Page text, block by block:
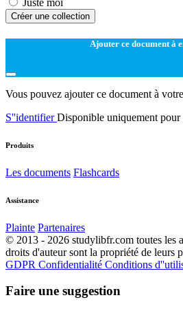
Créer une collection
Ajouter ce document à
Vous pouvez ajouter ce document à
S''identifierDisponible uniquement pour
Produits
Les documents Flashcards
Assistance
Plainte Partenaires
© 2013 - 2026 studylibfr.com toutes les
droits d'auteur sont la propriété de leurs
GDPR Confidentialité Conditions
Faire une suggestion